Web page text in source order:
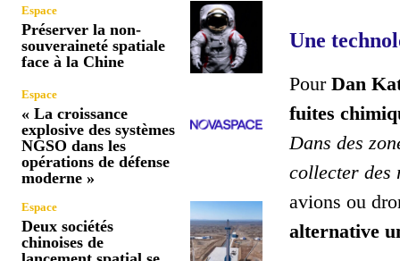
Espace
Préserver la non-
souveraineté spatiale
face à la Chine
Espace
« La croissance
explosive des systèmes
NGSO dans les
opérations de défense
moderne »
Espace
Deux sociétés
chinoises de
Une
Pour Dan
fuites
Dans des
collecter des
avions ou
alternative